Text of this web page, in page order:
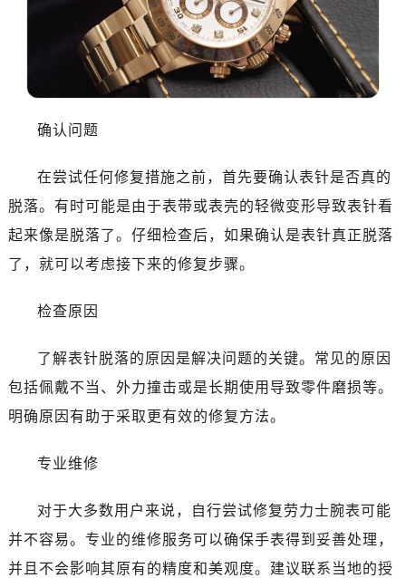
确认问题
在尝试任何修复措施之前，首先要确认表针是否真的
脱落。有时可能是由于表带或表壳的轻微变形导致表针看
起来像是脱落了。仔细检查后，如果确认是表针真正脱落
了，就可以考虑接下来的修复步骤。
检查原因
了解表针脱落的原因是解决问题的关键。常见的原因
包括佩戴不当、外力撞击或是长期使用导致零件磨损等。
明确原因有助于采取更有效的修复方法。
专业维修
对于大多数用户来说，自行尝试修复劳力士腕表可能
并不容易。专业的维修服务可以确保手表得到妥善处理，
并且不会影响其原有的精度和美观度。建议联系当地的授